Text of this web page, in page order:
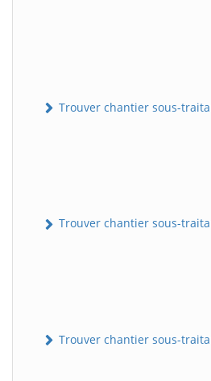
Trouver chantier sous-
Trouver chantier sous-
Trouver chantier sous-